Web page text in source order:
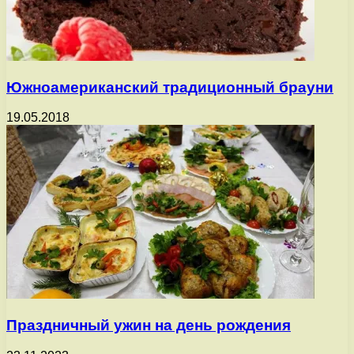
Южноамериканский традиционный брауни
19.05.2018
Праздничный ужин на день рождения